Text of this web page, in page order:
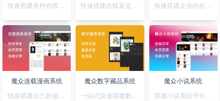
快速搭建各种在线考试系统
快速搭建在线盲盒系统
快速搭建企业的在线影视系统
魔众连载漫画系统
快速搭建自己的漫画连载系统
魔众数字藏品系统
一站式快速搭建数字藏品平台
魔众小说系统
搭建小说系统平台，正版小说渠道合作